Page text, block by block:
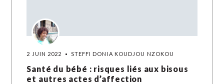
2 JUIN 2022 STEFFI DONIA KOUDJOU NZOKOU
Santé du bébé : risques liés aux bisous
et autres actes d’affection